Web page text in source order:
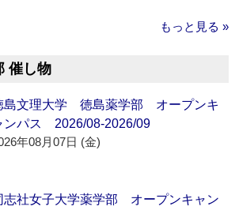
もっと見る »
催し物
島文理大学 徳島薬学部 オープンキ
ンパス 2026/08-2026/09
年08月07日 (金)
志社女子大学薬学部 オープンキャン